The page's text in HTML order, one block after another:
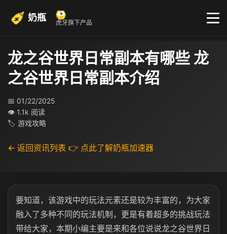
奶瓶 虎牙旗下产品
龙之谷世界日常副本有哪些 龙
之谷世界日常副本介绍
📅 01/22/2025
👁 1.1k 阅读
🏷 游戏攻略
← 返回资讯列表 👉 点此了解奶瓶加速器
要知道，该游戏中的玩法元素还是较为丰富的，为大家
融入了多种不同的玩法机制，更是有着超多的挑战玩法
带给大家，本期小编主要是来和各位说说龙之谷世界日